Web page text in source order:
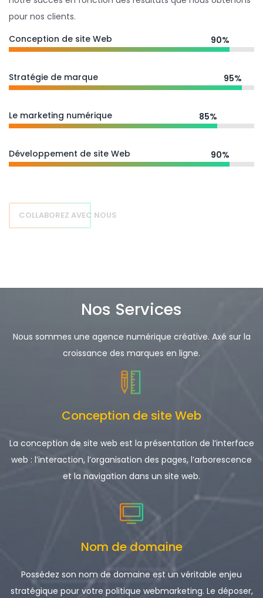
pour nos clients.
Conception de site Web
90%
Stratégie de marque 95%
Le marketing numérique 85%
Développement de site Web 90%
COLLABOREZ AVEC NOUS
Nos Services
Nous sommes une agence numérique créative. Axé sur la
croissance des marques en ligne.
Conception de site Web
La conception de site web est la présentation de l’interface
web : l’interaction, l’organisation des pages, l’arborescence
et la navigation dans un site web.
Nom de domaine
Possédez son nom de domaine est un véritable enjeu
stratégique pour votre politique webmarketing. Le déposer,